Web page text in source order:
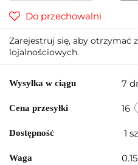
Do przechowalni
Zarejestruj się, aby otrzymać
lojalnościowych.
Wysyłka w ciągu 7
Cena przesyłki 16
Dostępność 1
Waga